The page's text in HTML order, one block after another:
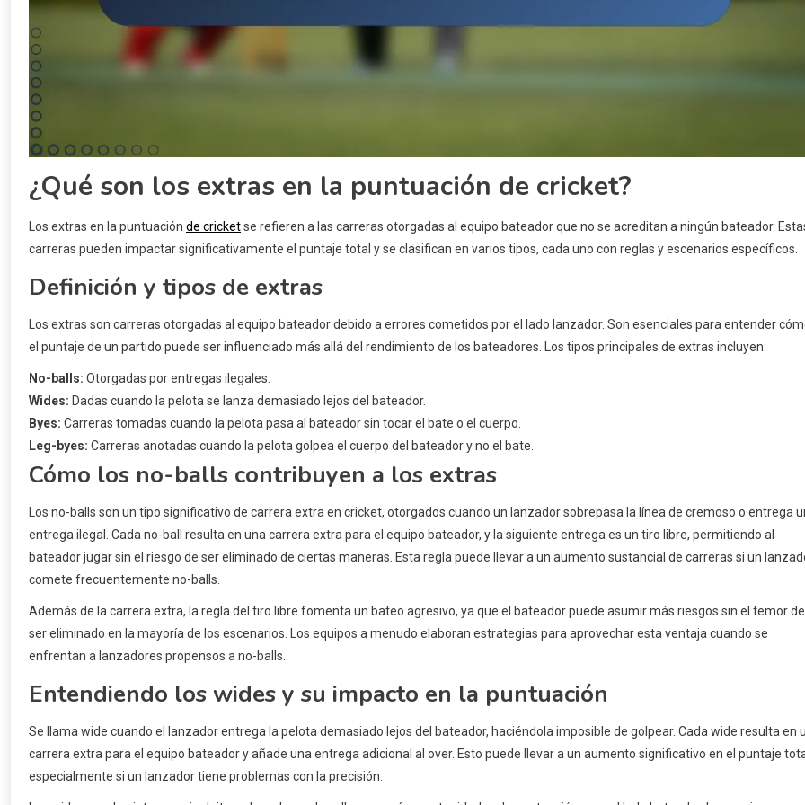
¿Qué son los extras en la puntuación de cricket?
Los extras en la puntuación de cricketse refieren a las carreras otorgadas al equipo bateador que no se acreditan a ningún bateador.
carreras pueden impactar significativamente el puntaje total y se clasifican en varios tipos, cada uno con reglas y escenarios específicos.
Definición y tipos de extras
Los extras son carreras otorgadas al equipo bateador debido a errores cometidos por el lado lanzador. Son esenciales para entender
el puntaje de un partido puede ser influenciado más allá del rendimiento de los bateadores. Los tipos principales de extras incluyen:
No-balls: Otorgadas por entregas ilegales.
Wides: Dadas cuando la pelota se lanza demasiado lejos del bateador.
Byes: Carreras tomadas cuando la pelota pasa al bateador sin tocar el bate o el cuerpo.
Leg-byes: Carreras anotadas cuando la pelota golpea el cuerpo del bateador y no el bate.
Cómo los no-balls contribuyen a los extras
Los no-balls son un tipo significativo de carrera extra en cricket, otorgados cuando un lanzador sobrepasa la línea de cremoso o entrega
entrega ilegal. Cada no-ball resulta en una carrera extra para el equipo bateador, y la siguiente entrega es un tiro libre, permitiendo al
bateador jugar sin el riesgo de ser eliminado de ciertas maneras. Esta regla puede llevar a un aumento sustancial de carreras si un
comete frecuentemente no-balls.
Además de la carrera extra, la regla del tiro libre fomenta un bateo agresivo, ya que el bateador puede asumir más riesgos sin el temor de
ser eliminado en la mayoría de los escenarios. Los equipos a menudo elaboran estrategias para aprovechar esta ventaja cuando se
enfrentan a lanzadores propensos a no-balls.
Entendiendo los wides y su impacto en la puntuación
Se llama wide cuando el lanzador entrega la pelota demasiado lejos del bateador, haciéndola imposible de golpear. Cada wide resulta en
carrera extra para el equipo bateador y añade una entrega adicional al over. Esto puede llevar a un aumento significativo en el puntaje
especialmente si un lanzador tiene problemas con la precisión.